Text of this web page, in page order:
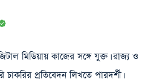
মিডিয়ায় কাজের সঙ্গে যুক্ত। রাজ্য ও
চাকরির প্রতিবেদন লিখতে পারদর্শী।